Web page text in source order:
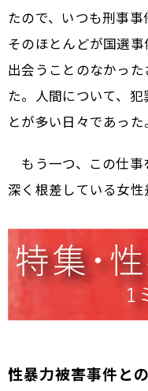
たので、いつも刑事事
そのほとんどが国選
出会うことのなかっ
た。人間について、
とが多い日々であった。
もう一つ、この仕事
深く根差している女性
性暴力被害事件と